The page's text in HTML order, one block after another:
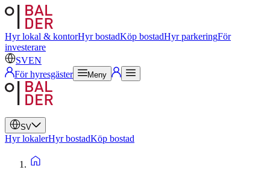
Hyr lokal & kontorHyr bostadKöp bostadHyr parkeringFör
investerare
SVEN
För hyresgäster
Meny
SV
Svenska
Engelska
Hyr lokalerHyr bostadKöp bostad